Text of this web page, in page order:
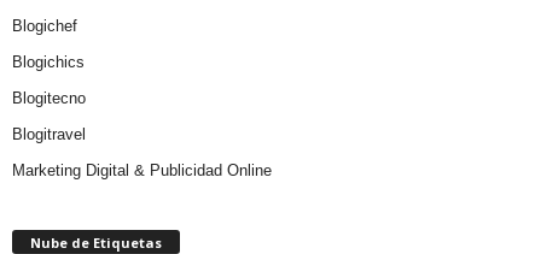
Blogichef
Blogichics
Blogitecno
Blogitravel
Marketing Digital & Publicidad Online
Nube de Etiquetas